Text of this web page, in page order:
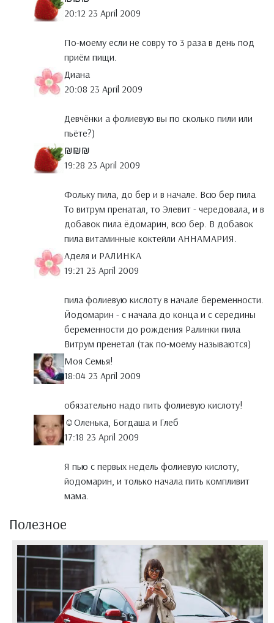
20:12 23 April 2009
По-моему если не совру то 3 раза в день под
приём пищи.
Диана
20:08 23 April 2009
Девчёнки а фолиевую вы по сколько пили или
пьёте?)
₪₪₪
19:28 23 April 2009
Фольку пила, до бер и в начале. Всю бер пила
То витрум пренатал, то Элевит - чередовала, и в
добавок пила ёдомарин, всю бер. В добавок
пила витаминные коктейли АННАМАРИЯ.
Аделя и РАЛИНКА
19:21 23 April 2009
пила фолиевую кислоту в начале беременности.
Йодомарин - с начала до конца и с середины
беременности до рождения Ралинки пила
Витрум пренетал (так по-моему называются)
Моя Семья!
18:04 23 April 2009
обязательно надо пить фолиевую кислоту!
☺Оленька, Богдаша и Глеб
17:18 23 April 2009
Я пью с первых недель фолиевую кислоту,
йодомарин, и только начала пить компливит
мама.
Полезное